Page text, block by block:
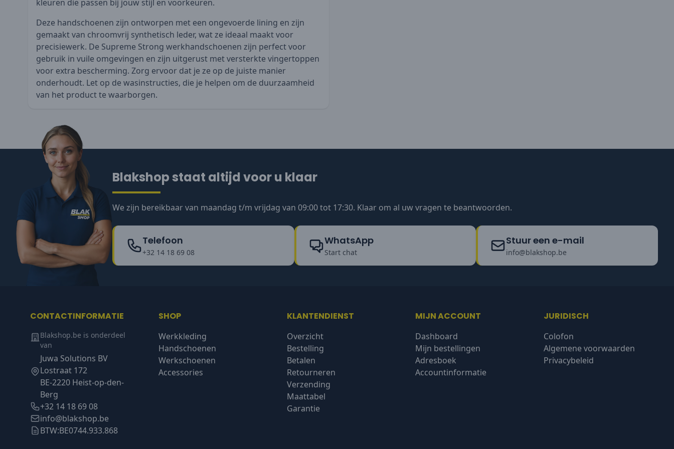
kleuren die passen bij jouw stijl en voorkeuren.
Deze handschoenen zijn ontworpen met een ongevoerde lining en zijn
gemaakt van chroomvrij synthetisch leder, wat ze ideaal maakt voor
precisiewerk. De Supreme Strong werkhandschoenen zijn perfect voor
gebruik in vuile omgevingen en zijn uitgerust met versterkte vingertoppen
voor extra bescherming. Zorg ervoor dat je ze op de juiste manier
onderhoudt. Let op de wasinstructies, die je helpen om de duurzaamheid
van het product te waarborgen.
Blakshop staat altijd voor u klaar
We zijn bereikbaar van maandag t/m vrijdag van 09:00 tot 17:30. Klaar om al uw vragen te beantwoorden.
Telefoon
+32 14 18 69 08
WhatsApp
Start chat
Stuur een e-mail
info@blakshop.be
CONTACTINFORMATIE
Blakshop.be is onderdeel
van
Juwa Solutions BV
Lostraat 172
BE-2220 Heist-op-den-
Berg
+32 14 18 69 08
info@blakshop.be
BTW:BE0744.933.868
SHOP
Werkkleding
Handschoenen
Werkschoenen
Accessories
KLANTENDIENST
Overzicht
Bestelling
Betalen
Retourneren
Verzending
Maattabel
Garantie
MIJN ACCOUNT
Dashboard
Mijn bestellingen
Adresboek
Accountinformatie
JURIDISCH
Colofon
Algemene voorwaarden
Privacybeleid